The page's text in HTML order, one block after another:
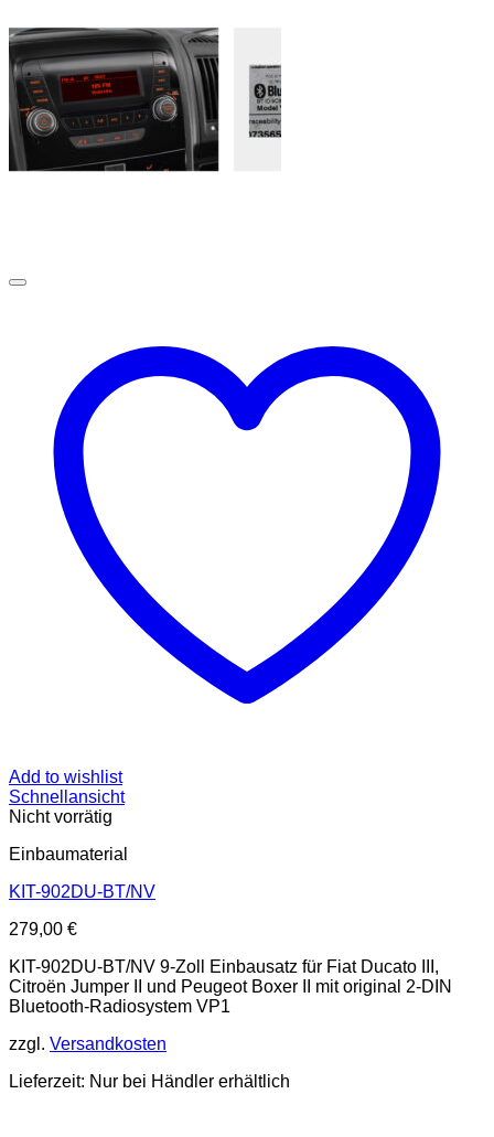
Add to wishlist
Schnellansicht
Nicht vorrätig
Einbaumaterial
KIT-902DU-BT/NV
279,00 €
KIT-902DU-BT/NV 9-Zoll Einbausatz für Fiat Ducato III,
Citroën Jumper II und Peugeot Boxer II mit original 2-DIN
Bluetooth-Radiosystem VP1
zzgl. Versandkosten
Lieferzeit: Nur bei Händler erhältlich